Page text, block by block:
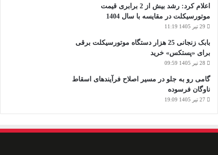
اعلام کرد: رشد بیش از 2 برابری قیمت
موتورسیکلت در مقایسه با سال 1404
29 تیر 1405 11:19
بابک زنجانی 25 هزار دستگاه موتورسیکلت برقی
برای «پستکس» خرید
28 تیر 1405 09:59
گامی رو به جلو در مسیر اصلاح فرآیندهای اسقاط
ناوگان فرسوده
27 تیر 1405 19:09